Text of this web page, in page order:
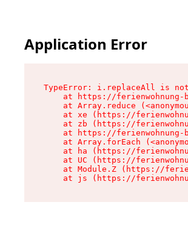
Application Error
TypeError: i.replaceAll is
at https://
at Array.reduce
at xe (https://
at zb (https://
at https://
at Array.forEach
at ha (https://
at UC (https://
at Module.Z (https://
at js (https://